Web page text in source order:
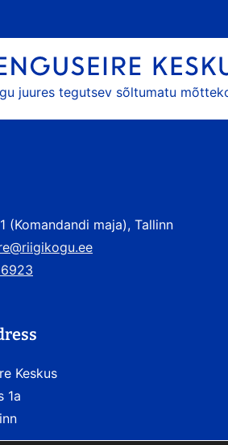
juures tegutsev sõltumatu
(Komandandi maja), Tallinn
Keskus
1a